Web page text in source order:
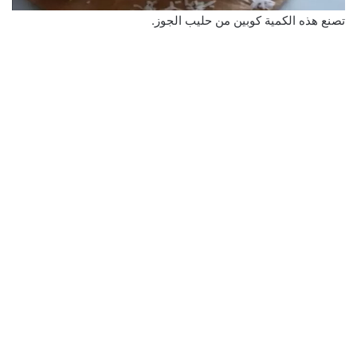
تصنع هذه الكمية كوبين من حليب الجوز.